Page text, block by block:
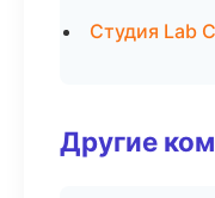
Студия Lab
Другие